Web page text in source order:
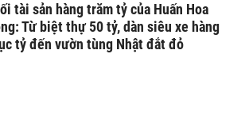
tài sản hàng trăm tỷ của Huấn Hoa
Từ biệt thự 50 tỷ, dàn siêu xe hàng
tỷ đến vườn tùng Nhật đắt đỏ